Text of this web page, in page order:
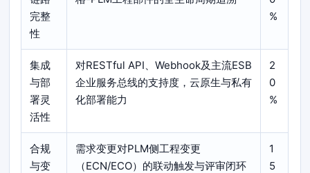
完整
性
%
集成
与部
署灵
活性
对RESTful API、Webhook及主流ESB
企业服务总线的支持度，云原生与私有
化部署能力
2
0
%
合规
与变
需求变更对PLM侧工程变更
（ECN/ECO）的联动触发与评审闭环
1
5